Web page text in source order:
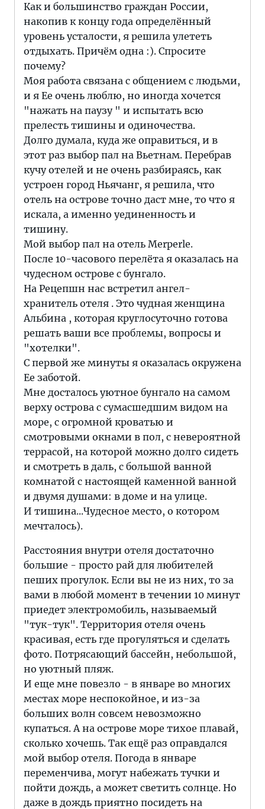
Как и большинство граждан России,
накопив к концу года определённый
уровень усталости, я решила улететь
отдыхать. Причём одна :). Спросите
почему?
Моя работа связана с общением с людьми,
и я Ее очень люблю, но иногда хочется
"нажать на паузу " и испытать всю
прелесть тишины и одиночества.
Долго думала, куда же оправиться, и в
этот раз выбор пал на Вьетнам. Перебрав
кучу отелей и не очень разбираясь, как
устроен город Ньячанг, я решила, что
отель на острове точно даст мне, то что я
искала, а именно уединенность и
тишину.
Мой выбор пал на отель Merperle.
После 10-часового перелёта я оказалась на
чудесном острове с бунгало.
На Рецепшн нас встретил ангел-
хранитель отеля . Это чудная женщина
Альбина , которая круглосуточно готова
решать ваши все проблемы, вопросы и
"хотелки".
С первой же минуты я оказалась окружена
Ее заботой.
Мне досталось уютное бунгало на самом
верху острова с сумасшедшим видом на
море, с огромной кроватью и
смотровыми окнами в пол, с невероятной
террасой, на которой можно долго сидеть
и смотреть в даль, с большой ванной
комнатой с настоящей каменной ванной
и двумя душами: в доме и на улице.
И тишина...Чудесное место, о котором
мечталось).
Расстояния внутри отеля достаточно
большие - просто рай для любителей
пеших прогулок. Если вы не из них, то за
вами в любой момент в течении 10 минут
приедет электромобиль, называемый
"тук-тук". Территория отеля очень
красивая, есть где прогуляться и сделать
фото. Потрясающий бассейн, небольшой,
но уютный пляж.
И еще мне повезло - в январе во многих
местах море неспокойное, и из-за
больших волн совсем невозможно
купаться. А на острове море тихое плавай,
сколько хочешь. Так ещё раз оправдался
мой выбор отеля. Погода в январе
переменчива, могут набежать тучки и
пойти дождь, а может светить солнце. Но
даже в дождь приятно посидеть на